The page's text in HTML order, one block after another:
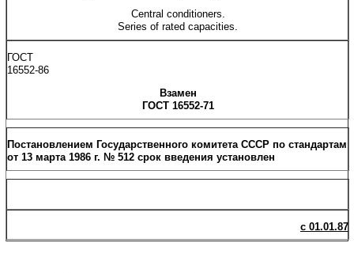
Central conditioners.
Series of rated capacities.
ГОСТ
16552-86
Взамен
ГОСТ 16552-71
Постановлением Государственного комитета СССР по стандартам
от 13 марта 1986 г. № 512 срок введения установлен
с 01.01.87